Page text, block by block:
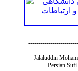
Jalaluddin
Persian